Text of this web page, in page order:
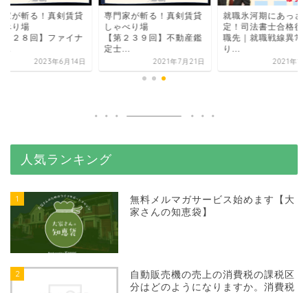
家が斬る！真剣賃貸
べり場
３２８回】ファイナ
2023年6月14日
専門家が斬る！真剣賃貸
しゃべり場
【第２３９回】不動産鑑
定士...
2021年7月21日
就職氷河期にあっさ
定！司法書士合格後
職先｜就職戦線異常
り...
2021年10
人気ランキング
1
無料メルマガサービス始めます【大
家さんの知恵袋】
2
自動販売機の売上の消費税の課税区
分はどのようになりますか。消費税